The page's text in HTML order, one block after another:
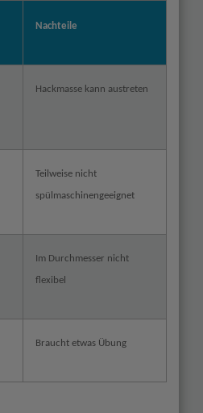
Nachteile
Hackmasse kann austreten
Teilweise nicht
spülmaschinengeeignet
Im Durchmesser nicht
flexibel
Braucht etwas Übung